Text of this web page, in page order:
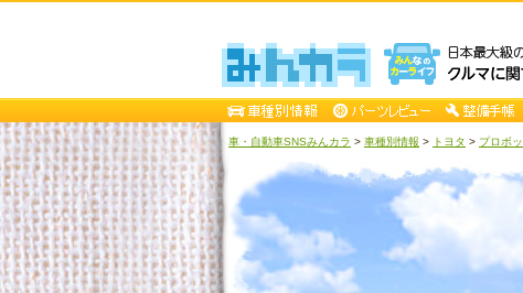
車・自動車SNSみんカラ > 車種別情報 > トヨタ > プロボ